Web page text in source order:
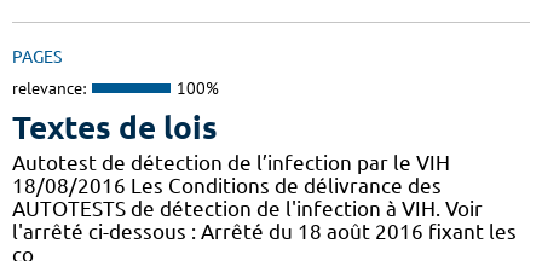
PAGES
relevance: 100%
Textes de lois
Autotest de détection de l’infection par le VIH
18/08/2016 Les Conditions de délivrance des
AUTOTESTS de détection de l'infection à VIH. Voir
l'arrêté ci-dessous : Arrêté du 18 août 2016 fixant les
co